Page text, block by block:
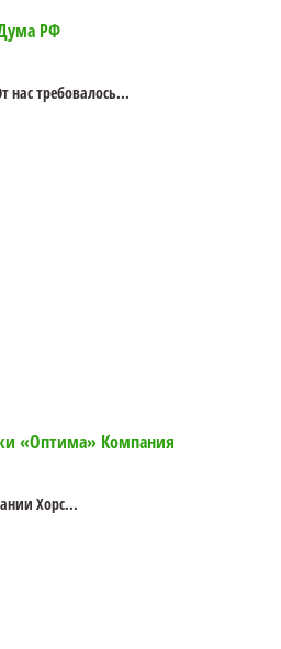
Дума РФ
нас требовалось...
«Оптима» Компания
Хорс...